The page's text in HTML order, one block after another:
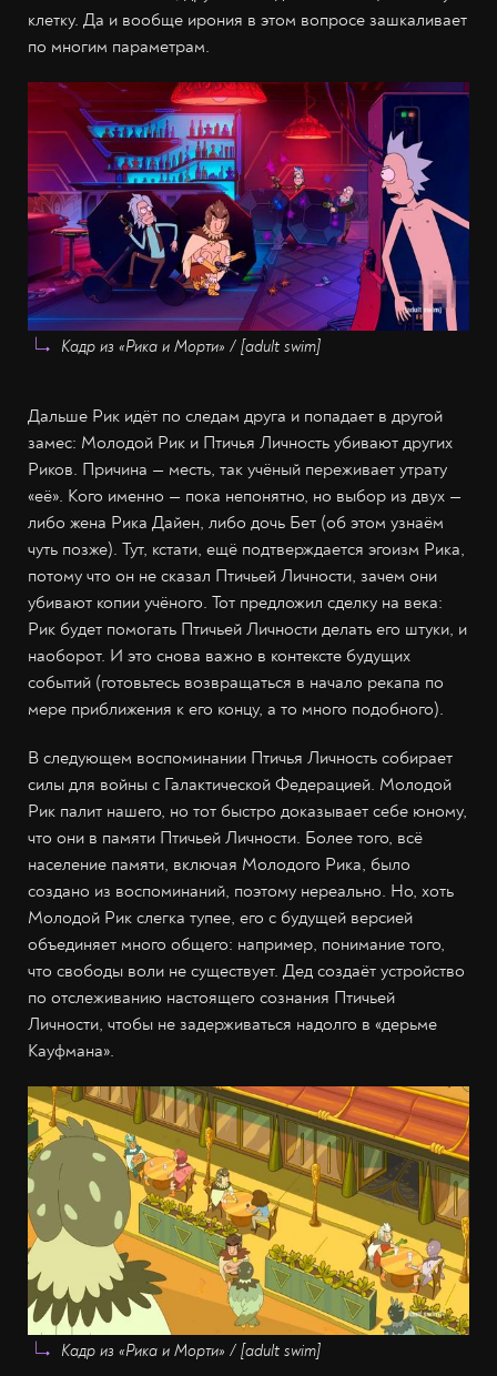
клетку. Да и вообще ирония в этом вопросе зашкаливает
по многим параметрам.
Кадр из «Рика и Морти» / [adult swim]
Дальше Рик идёт по следам друга и попадает в другой
замес: Молодой Рик и Птичья Личность убивают других
Риков. Причина — месть, так учёный переживает утрату
«её». Кого именно — пока непонятно, но выбор из двух —
либо жена Рика Дайен, либо дочь Бет (об этом узнаём
чуть позже). Тут, кстати, ещё подтверждается эгоизм Рика,
потому что он не сказал Птичьей Личности, зачем они
убивают копии учёного. Тот предложил сделку на века:
Рик будет помогать Птичьей Личности делать его штуки, и
наоборот. И это снова важно в контексте будущих
событий (готовьтесь возвращаться в начало рекапа по
мере приближения к его концу, а то много подобного).
В следующем воспоминании Птичья Личность собирает
силы для войны с Галактической Федерацией. Молодой
Рик палит нашего, но тот быстро доказывает себе юному,
что они в памяти Птичьей Личности. Более того, всё
население памяти, включая Молодого Рика, было
создано из воспоминаний, поэтому нереально. Но, хоть
Молодой Рик слегка тупее, его с будущей версией
объединяет много общего: например, понимание того,
что свободы воли не существует. Дед создаёт устройство
по отслеживанию настоящего сознания Птичьей
Личности, чтобы не задерживаться надолго в «дерьме
Кауфмана».
Кадр из «Рика и Морти» / [adult swim]